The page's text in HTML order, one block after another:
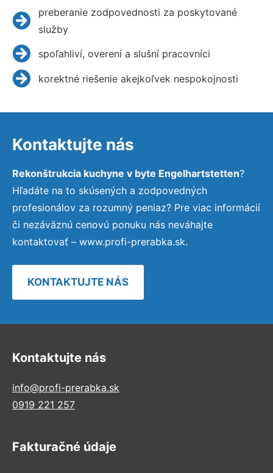
preberanie zodpovednosti za poskytované
služby
spoľahliví, overení a slušní pracovníci
korektné riešenie akejkoľvek nespokojnosti
Kontaktujte nás
Rekonštrukcia kuchyne v byte Engelhartstetten?
Hľadáte na to skúsených a zodpovedných
profesionálov za rozumný peniaz? Pre viac informácií
či nezáväznú cenovú ponuku nás neváhajte
kontaktovať – www.profi-prerabka.sk.
KONTAKTUJTE NÁS
Kontaktujte nás
info@profi-prerabka.sk
0919 221 257
Fakturačné údaje